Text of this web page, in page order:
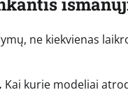
ne kiekvienas
Kai kurie modeliai